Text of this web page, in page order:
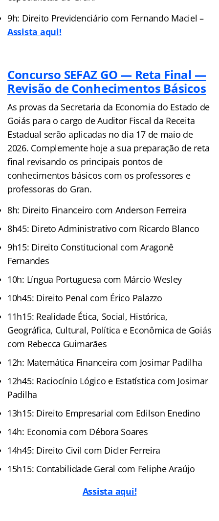
9h: Direito Previdenciário com Fernando Maciel –
Assista aqui!
Concurso SEFAZ GO — Reta Final —
Revisão de Conhecimentos Básicos
As provas da Secretaria da Economia do Estado de
Goiás para o cargo de Auditor Fiscal da Receita
Estadual serão aplicadas no dia 17 de maio de
2026. Complemente hoje a sua preparação de reta
final revisando os principais pontos de
conhecimentos básicos com os professores e
professoras do Gran.
8h: Direito Financeiro com Anderson Ferreira
8h45: Direto Administrativo com Ricardo Blanco
9h15: Direito Constitucional com Aragonê
Fernandes
10h: Língua Portuguesa com Márcio Wesley
10h45: Direito Penal com Érico Palazzo
11h15: Realidade Ética, Social, Histórica,
Geográfica, Cultural, Política e Econômica de Goiás
com Rebecca Guimarães
12h: Matemática Financeira com Josimar Padilha
12h45: Raciocínio Lógico e Estatística com Josimar
Padilha
13h15: Direito Empresarial com Edilson Enedino
14h: Economia com Débora Soares
14h45: Direito Civil com Dicler Ferreira
15h15: Contabilidade Geral com Feliphe Araújo
Assista aqui!